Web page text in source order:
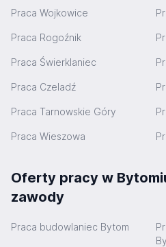
Praca Wojkowice
Praca Rogoźnik
Praca Świerklaniec
Praca Czeladź
Praca Tarnowskie Góry
Praca Wieszowa
Oferty pracy w
zawody
Praca budowlaniec Bytom